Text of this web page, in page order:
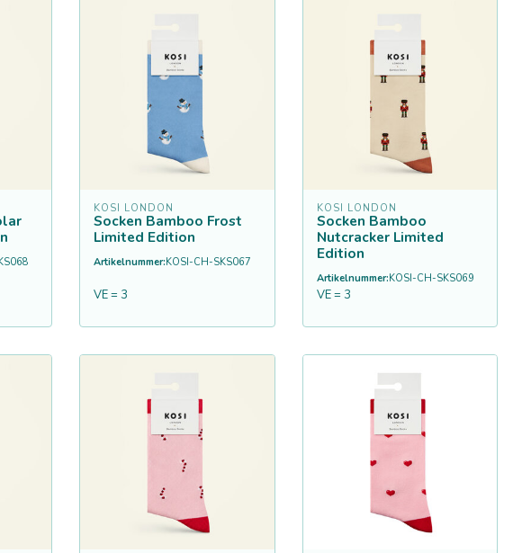
KOSI LONDON
Socken Bamboo Frost
Limited Edition
Artikelnummer:KOSI-CH-SKS067
VE = 3
KOSI LONDON
Socken Bamboo
Nutcracker Limited
Edition
Artikelnummer:KOSI-CH-SKS069
VE = 3